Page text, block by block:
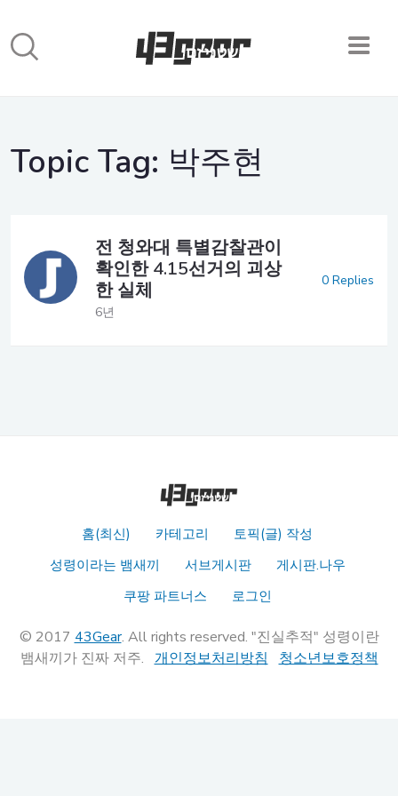
Topic Tag: 박주현
전 청와대 특별감찰관이
확인한 4.15선거의 괴상
한 실체
6년
0 Replies
홈(최신) 카테고리
토픽(글) 작성
성령이라는 뱀새끼
서브게시판
게시판.나우
쿠팡 파트너스
로그인
© 2017 43Gear. All rights reserved. "진실추적" 성령이란
뱀새끼가 진짜 저주. 개인정보처리방침 청소년보호정책